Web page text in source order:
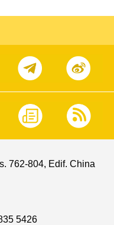
762-804, Edif. China
5426